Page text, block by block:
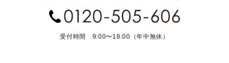
受付時間 9:00〜18:00（年中無休）